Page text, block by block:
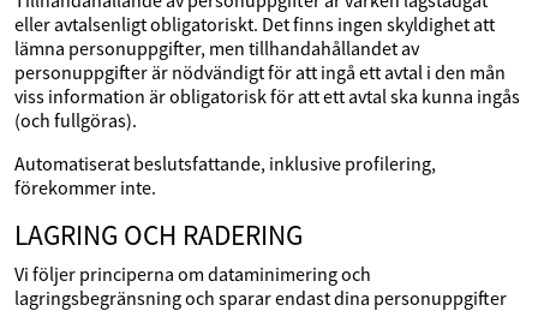
eller avtalsenligt obligatoriskt. Det finns ingen skyldighet att
lämna personuppgifter, men tillhandahållandet av
personuppgifter är nödvändigt för att ingå ett avtal i den mån
viss information är obligatorisk för att ett avtal ska kunna ingås
(och fullgöras).
Automatiserat beslutsfattande, inklusive profilering,
förekommer inte.
LAGRING OCH RADERING
Vi följer principerna om dataminimering och
lagringsbegränsning och sparar endast dina personuppgifter